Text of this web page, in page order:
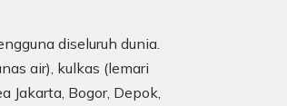
diseluruh dunia.
air), kulkas (lemari
Jakarta, Bogor, Depok,